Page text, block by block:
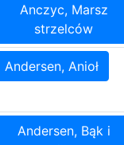
Anczyc, Marsz
strzelców
Andersen, Anioł
Andersen, Bąk i